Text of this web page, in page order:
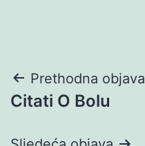
Navigacija
objava
Prethodna objava
Citati O Bolu